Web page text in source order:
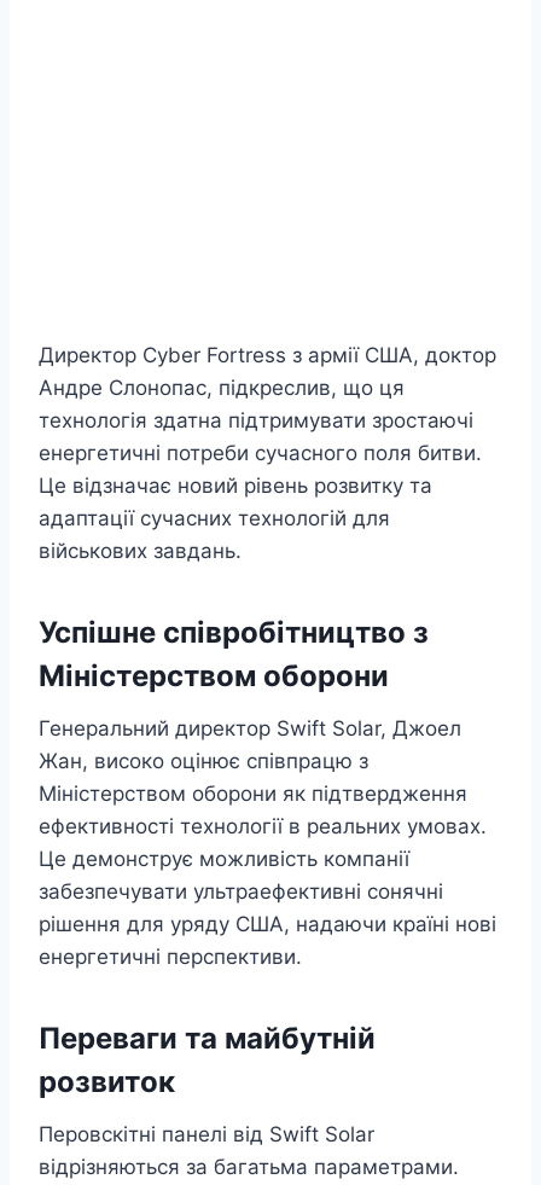
Директор Cyber Fortress з армії США, доктор
Андре Слонопас, підкреслив, що ця
технологія здатна підтримувати зростаючі
енергетичні потреби сучасного поля битви.
Це відзначає новий рівень розвитку та
адаптації сучасних технологій для
військових завдань.
Успішне співробітництво з
Міністерством оборони
Генеральний директор Swift Solar, Джоел
Жан, високо оцінює співпрацю з
Міністерством оборони як підтвердження
ефективності технології в реальних умовах.
Це демонструє можливість компанії
забезпечувати ультраефективні сонячні
рішення для уряду США, надаючи країні нові
енергетичні перспективи.
Переваги та майбутній
розвиток
Перовскітні панелі від Swift Solar
відрізняються за багатьма параметрами.